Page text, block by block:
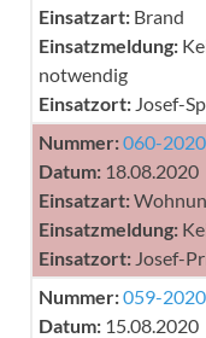
Einsatzart: Brand
Einsatzmeldung:
notwendig
Einsatzort: Josef-
Nummer:060-2020
Datum: 18.08.2020
Einsatzart:
Einsatzmeldung:
Einsatzort: Josef-
Nummer:059-2020
Datum: 15.08.2020